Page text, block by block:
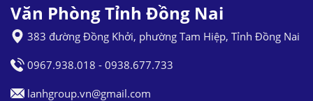
Văn Phòng Tỉnh Đồng Nai
383 đường Đồng Khởi, phường Tam Hiệp, Tỉnh Đồng Nai
0967.938.018 - 0938.677.733
lanhgroup.vn@gmail.com